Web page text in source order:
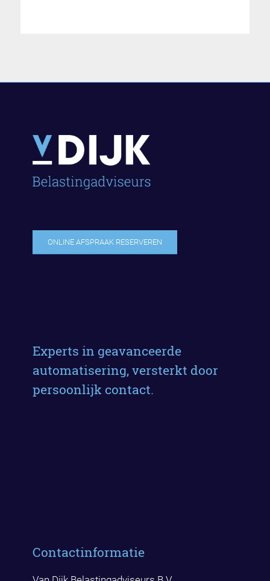
ONLINE AFSPRAAK RESERVEREN
Experts in geavanceerde
automatisering, versterkt door
persoonlijk contact.
Contactinformatie